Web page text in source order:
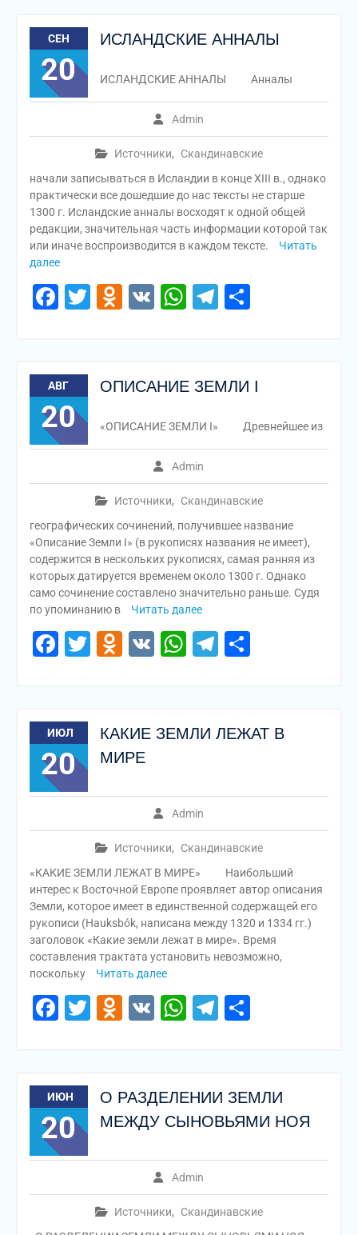
СЕН
20
ИСЛАНДСКИЕ АННАЛЫ
Admin
Источники, Скандинавские
ИСЛАНДСКИЕ АННАЛЫ Анналы
начали записываться в Исландии в конце XIII в., однако
практически все дошедшие до нас тексты не старше
1300 г. Исландские анналы восходят к одной общей
редакции, значительная часть информации которой так
или иначе воспроизводится в каждом тексте.
Читать
далее
Facebook
Twitter
Odnoklassniki
VKWhatsApp
Telegram
АВГ
20
ОПИСАНИЕ ЗЕМЛИ I
Admin
Источники, Скандинавские
«ОПИСАНИЕ ЗЕМЛИ I» Древнейшее из
географических сочинений, получившее название
«Описание Земли I» (в рукописях названия не имеет),
содержится в нескольких рукописях, самая ранняя из
которых датируется временем около 1300 г. Однако
само сочинение составлено значительно раньше. Судя
по упоминанию в
Читать далее
Facebook
Twitter
Odnoklassniki
VKWhatsApp
Telegram
ИЮЛ
20
КАКИЕ ЗЕМЛИ ЛЕЖАТ В
МИРЕ
Admin
Источники,
Скандинавские
«КАКИЕ ЗЕМЛИ ЛЕЖАТ В МИРЕ» Наибольший
интерес к Восточной Европе проявляет автор описания
Земли, которое имеет в единственной содержащей его
рукописи (Hauksbók, написана между 1320 и 1334 гг.)
заголовок «Какие земли лежат в мире». Время
составления трактата установить невозможно,
поскольку
Читать далее
Facebook
Twitter
Odnoklassniki
VKWhatsApp
Telegram
ИЮН
20
О РАЗДЕЛЕНИИ ЗЕМЛИ
МЕЖДУ СЫНОВЬЯМИ НОЯ
Admin
Источники,
Скандинавские